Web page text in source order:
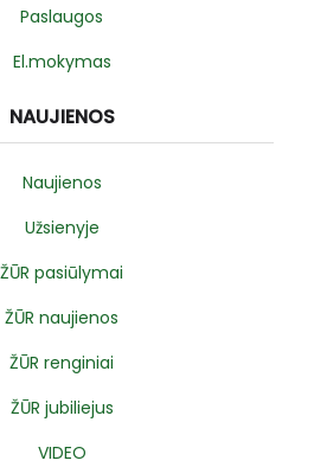
Paslaugos
El.mokymas
NAUJIENOS
Naujienos
Užsienyje
ŽŪR pasiūlymai
ŽŪR naujienos
ŽŪR renginiai
ŽŪR jubiliejus
VIDEO